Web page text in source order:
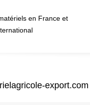
en France et
export.com